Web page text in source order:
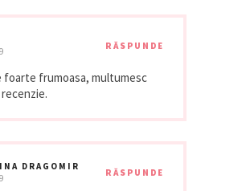
RĂSPUNDE
foarte frumoasa, multumesc
DRAGOMIR
RĂSPUNDE